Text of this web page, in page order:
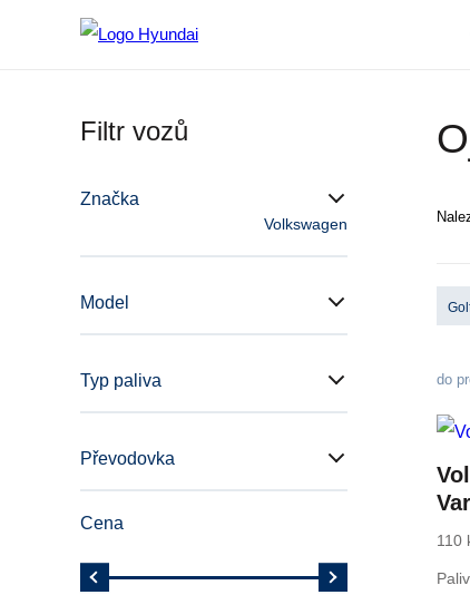
Filtr vozů
Značka
Volkswagen
Model
Typ paliva
Převodovka
Cena
do
110